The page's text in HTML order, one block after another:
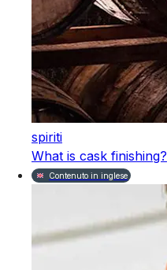
spiriti
What is cask finishing?
Contenuto in inglese